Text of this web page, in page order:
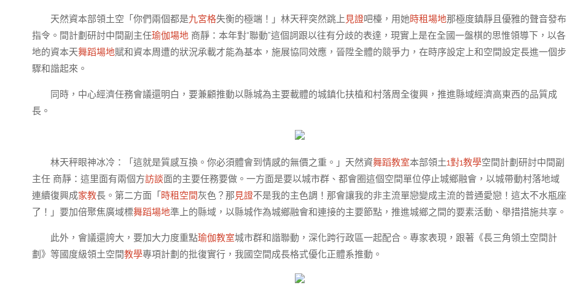
天然資本部領土空「你們兩個都是九宮格失衡的極端！」林天秤突然跳上見證吧檯，用她時租場地那極度鎮靜且優雅的聲音發布
指令。間計劃研討中間副主任瑜伽場地 商靜：本年對“聯動”這個詞跟以往有分歧的表達，現實上是在全國一盤棋的思惟領導下，以各
地的資本天舞蹈場地賦和資本周遭的狀況承載才能為基本，施展協同效應，晉陞全體的競爭力，在時序設定上和空間設定長進一個步
驟和諧起來。
同時，中心經濟任務會議還明白，要兼顧推動以縣城為主要載體的城鎮化扶植和村落周全復興，推進縣域經濟高東西的品質成
長。
林天秤眼神冰冷：「這就是質感互換。你必須體會到情感的無價之重。」天然資舞蹈教室本部領土1對1教學空間計劃研討中間副
主任 商靜：這里面有兩個方訪談面的主要任務要做。一方面是要以城市群、都會圈這個空間單位停止城鄉融會，以城帶動村落地域
連續復興成家教長。第二方面「 時租空間灰色？那見證不是我的主色調！那會讓我的非主流單戀變成主流的普通愛戀！這太不水瓶座
了！」要加倍聚焦廣域標舞蹈場地準上的縣域，以縣城作為城鄉融會和連接的主要節點，推進城鄉之間的要素活動、舉措措施共享。
此外，會議還誇大，要加大力度重點瑜伽教室城市群和諧聯動，深化跨行政區一起配合。專家表現，跟著《長三角領土空間計
劃》等國度級領土空間教學專項計劃的批復實行，我國空間成長格式優化正體系推動。